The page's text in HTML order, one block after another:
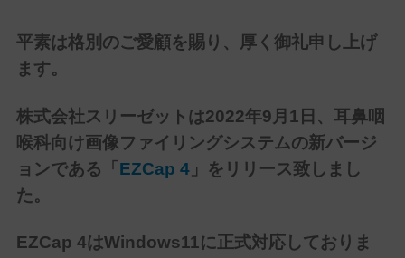
平素は格別のご愛顧を賜り、厚く御礼申し上げ
ます。
株式会社スリーゼットは2022年9月1日 、耳鼻咽
喉科向け画像ファイリングシステムの新バージ
ョンである「 EZCap 4」をリリース致しまし
た。
EZCap 4はWindows11に正式対応しておりま